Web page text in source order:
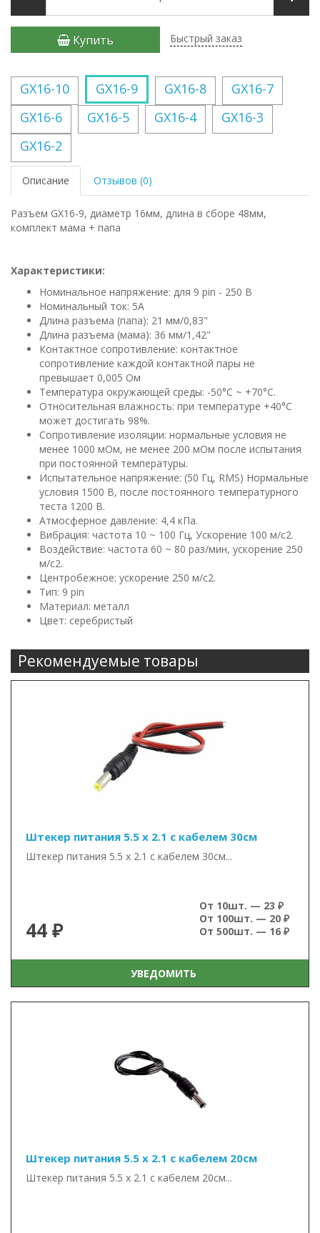
Купить Быстрый заказ
GX16-10 GX16-9 GX16-8
GX16-7
GX16-6
GX16-5 GX16-4
GX16-3
GX16-2
Описание Отзывов (0)
Разъем GX16-9, диаметр 16мм, длина в сборе 48мм,
комплект мама + папа
Характеристики:
Номинальное напряжение: для 9 pin - 250 В
Номинальный ток: 5A
Длина разъема (папа): 21 мм/0,83"
Длина разъема (мама): 36 мм/1,42"
Контактное сопротивление: контактное
сопротивление каждой контактной пары не
превышает 0,005 Ом
Температура окружающей среды: -50°С ~ +70°С.
Относительная влажность: при температуре +40°С
может достигать 98%.
Сопротивление изоляции: нормальные условия не
менее 1000 мОм, не менее 200 мОм после испытания
при постоянной температуры.
Испытательное напряжение: (50 Гц, RMS) Нормальные
условия 1500 В, после постоянного температурного
теста 1200 В.
Атмосферное давление: 4,4 кПа.
Вибрация: частота 10 ~ 100 Гц, Ускорение 100 м/с2.
Воздействие: частота 60 ~ 80 раз/мин, ускорение 250
м/с2.
Центробежное: ускорение 250 м/с2.
Тип: 9 pin
Материал: металл
Цвет: серебристый
Рекомендуемые товары
Штекер питания 5.5 х 2.1 с кабелем 30см
Штекер питания 5.5 х 2.1 с кабелем 30см...
44 ₽
От 10шт. — 23 ₽
От 100шт. — 20 ₽
От 500шт. — 16 ₽
УВЕДОМИТЬ
Штекер питания 5.5 х 2.1 с кабелем 20см
Штекер питания 5.5 х 2.1 с кабелем 20см...